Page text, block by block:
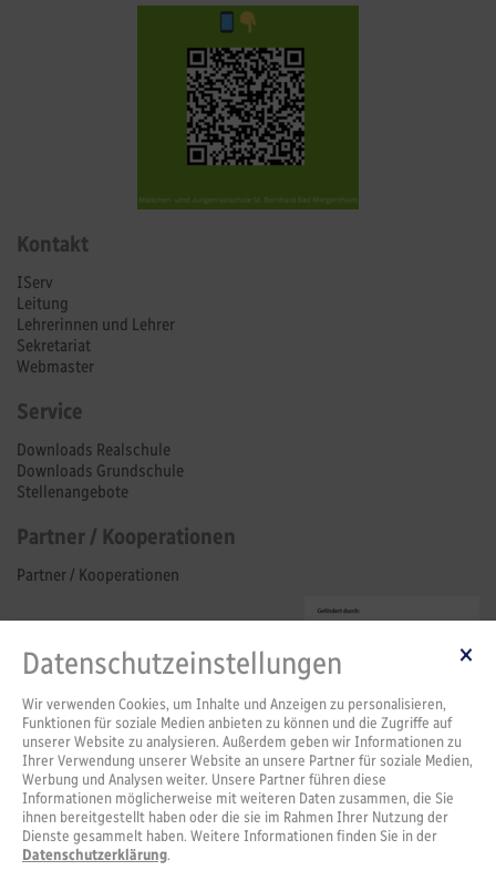
Kontakt
IServ
Leitung
Lehrerinnen und Lehrer
Sekretariat
Webmaster
Service
Downloads Realschule
Downloads Grundschule
Stellenangebote
Partner / Kooperationen
Partner / Kooperationen
Datenschutzeinstellungen
Wir verwenden Cookies, um Inhalte und Anzeigen zu personalisieren,
Funktionen für soziale Medien anbieten zu können und die Zugriffe auf
unserer Website zu analysieren. Außerdem geben wir Informationen zu
Ihrer Verwendung unserer Website an unsere Partner für soziale Medien,
Werbung und Analysen weiter. Unsere Partner führen diese
Informationen möglicherweise mit weiteren Daten zusammen, die Sie
ihnen bereitgestellt haben oder die sie im Rahmen Ihrer Nutzung der
Dienste gesammelt haben. Weitere Informationen finden Sie in der
Datenschutzerklärung.